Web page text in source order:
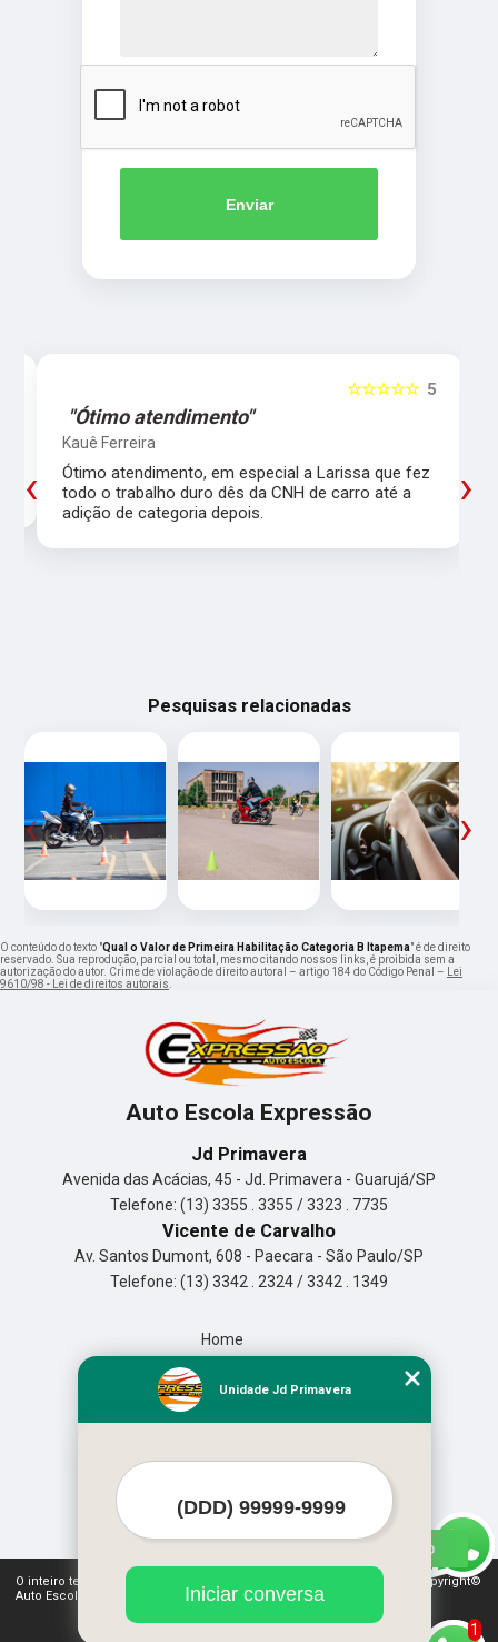
Enviar
5
☆☆☆☆☆
"Ótimo atendimento"
Kauê Ferreira
Ótimo atendimento, em especial a Larissa que fez
todo o trabalho duro dês da CNH de carro até a
adição de categoria depois.
‹ ›
Pesquisas relacionadas
‹ ›
O conteúdo do texto "Qual o Valor de Primeira Habilitação Categoria B Itapema" é de direito
reservado. Sua reprodução, parcial ou total, mesmo citando nossos links, é proibida sem a
autorização do autor. Crime de violação de direito autoral – artigo 184 do Código Penal –
Lei
9610/98 - Lei de direitos autorais
Auto Escola Expressão
Jd Primavera
Avenida das Acácias, 45 - Jd. Primavera - Guarujá/SP
Telefone: (13) 3355 . 3355 / 3323 . 7735
Vicente de Carvalho
Av. Santos Dumont, 608 - Paecara - São Paulo/SP
Telefone: (13) 3342 . 2324 / 3342 . 1349
Home
Missão
Mapa do site
O inteiro teor deste site está sujeito à proteção de direitos autorais. Copyright©
Auto Escola Expressão (Lei 9610 de 19/02/1998)
1
Unidade Jd Primavera
Iniciar conversa